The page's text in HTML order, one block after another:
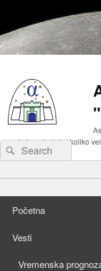
malo je naše telo i koliko
Search
for:
Search
menuSkip
content
Skip
to
Početna
Vesti
Vremenska